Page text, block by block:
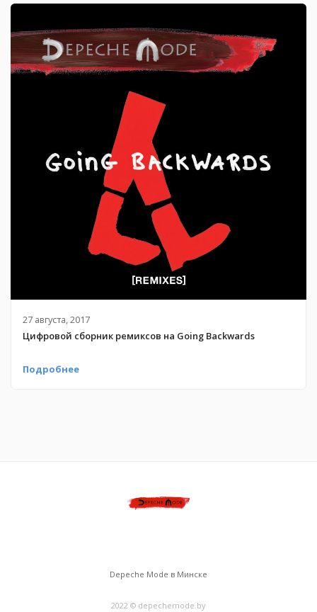
27 августа, 2017
Цифровой сборник ремиксов на Going Backwards
Подробнее
Depeche Mode в Минске
2022 © depechemode.by